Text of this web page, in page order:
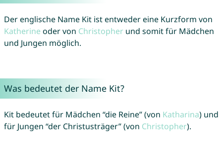
Der englische Name Kit ist entweder eine Kurzform von
Katherine oder von Christopherund somit für Mädchen
und Jungen möglich.
Was bedeutet der Name Kit?
Kit bedeutet für Mädchen “die Reine” (von Katharina) und
für Jungen “der Christusträger” (von Christopher).